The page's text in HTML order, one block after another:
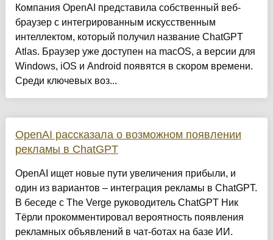
Компания OpenAI представила собственный веб-
браузер с интегрированным искусственным
интеллектом, который получил название ChatGPT
Atlas. Браузер уже доступен на macOS, а версии для
Windows, iOS и Android появятся в скором времени.
Среди ключевых воз...
OpenAI рассказала о возможном появлении
рекламы в ChatGPT
OpenAI ищет новые пути увеличения прибыли, и
один из вариантов – интеграция рекламы в ChatGPT.
В беседе с The Verge руководитель ChatGPT Ник
Тёрли прокомментировал вероятность появления
рекламных объявлений в чат-ботах на базе ИИ.